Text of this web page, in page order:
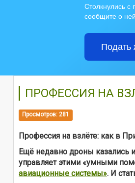
Столкнулись
сообщите о
Подать
ПРОФЕССИЯ НА
Просмотров: 281
Профессия на взлёте: как в
Ещё недавно дроны казались
управляет этими «умными
авиационные системы». И